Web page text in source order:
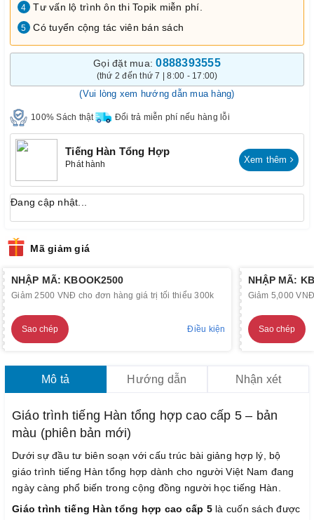
4 Tư vấn lộ trình ôn thi Topik miễn phí.
5 Có tuyển cộng tác viên bán sách
Gọi đặt mua:0888393555
(thứ 2 đến thứ 7 | 8:00 - 17:00)
(Vui lòng xem hướng dẫn mua hàng)
100% Sách thật Đổi trả miễn phí nếu hàng lỗi
Tiếng Hàn Tổng Hợp
Phát hành Xem thêm
Đang cập nhật...
Mã giảm giá
NHẬP MÃ: KBOOK2500
Giảm 2500 VNĐ cho đơn hàng giá trị tối thiểu 300k
Sao chép Điều kiện
NHẬP MÃ:
Giảm 5,000
Sao chép
Mô tả Hướng dẫn Nhận xét
Giáo trình tiếng Hàn tổng hợp cao cấp 5 – bản
màu (phiên bản mới)
Dưới sự đầu tư biên soạn với cấu trúc bài giảng hợp lý, bộ
giáo trình tiếng Hàn tổng hợp dành cho người Việt Nam đang
ngày càng phổ biến trong cộng đồng người học tiếng Hàn.
Giáo trình tiếng Hàn tổng hợp cao cấp 5là cuốn sách được